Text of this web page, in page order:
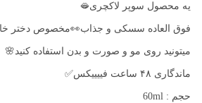
یه محصول سوپر لاکچری🫦
فوق العاده سسکی و جذاب👀مخصوص دختر
میتونید روی مو و صورت و بدن استفاده کنید🌸
ماندگاری ۴۸ ساعت فییییکس✅
حجم : 60ml